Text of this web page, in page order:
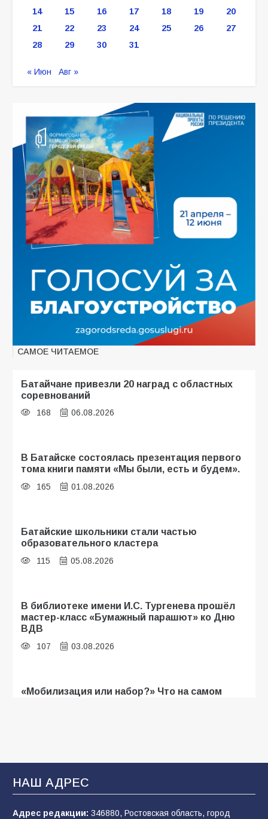
14
15 16 17 18 19
20
21
22 23 24 25 26
27
28
29 30 31
« Июн Авг »
САМОЕ ЧИТАЕМОЕ
Батайчане привезли 20 наград с областных
соревнований
168 06.08.2026
В Батайске состоялась презентация первого
тома книги памяти «Мы были, есть и будем».
165 01.08.2026
Батайские школьники стали частью
образовательного кластера
115 05.08.2026
В библиотеке имени И.С. Тургенева прошёл
мастер-класс «Бумажный парашют» ко Дню
ВДВ
107 03.08.2026
«Мобилизация или набор?» Что на самом
В Батайске продолжаются дорожные работы
103 04.08.2026
НАШ АДРЕС
Адрес редакции: 346880, Ростовская область, город